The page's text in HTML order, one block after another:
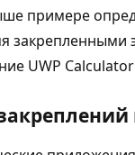
примере
закрепленными
UWP